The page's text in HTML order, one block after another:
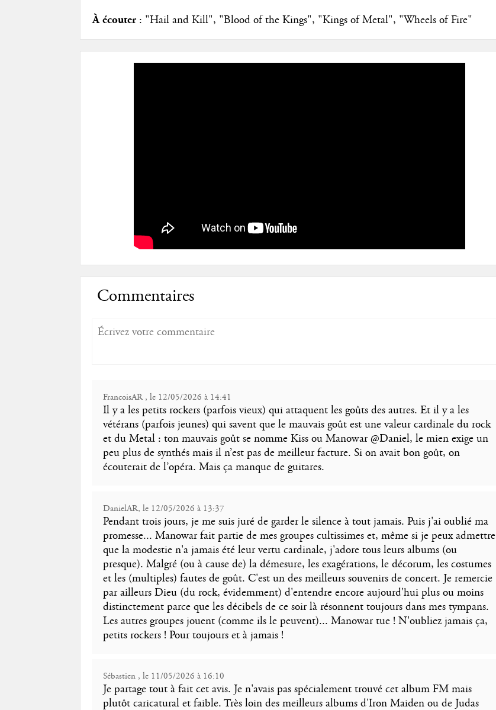
À écouter: "Hail and Kill", "Blood of the Kings", "Kings of Metal", "Wheels of Fire"
Commentaires
FrancoisAR , le 12/05/2026 à 14:41
Il y a les petits rockers (parfois vieux) qui attaquent les goûts des autres. Et il y a les
vétérans (parfois jeunes) qui savent que le mauvais goût est une valeur cardinale du rock
et du Metal : ton mauvais goût se nomme Kiss ou Manowar @Daniel, le mien exige un
peu plus de synthés mais il n’est pas de meilleur facture. Si on avait bon goût, on
écouterait de l’opéra. Mais ça manque de guitares.
DanielAR, le 12/05/2026 à 13:37
Pendant trois jours, je me suis juré de garder le silence à tout jamais. Puis j'ai oublié ma
promesse... Manowar fait partie de mes groupes cultissimes et, même si je peux admettre
que la modestie n'a jamais été leur vertu cardinale, j'adore tous leurs albums (ou
presque). Malgré (ou à cause de) la démesure, les exagérations, le décorum, les costumes
et les (multiples) fautes de goût. C'est un des meilleurs souvenirs de concert. Je remercie
par ailleurs Dieu (du rock, évidemment) d'entendre encore aujourd'hui plus ou moins
distinctement parce que les décibels de ce soir là résonnent toujours dans mes tympans.
Les autres groupes jouent (comme ils le peuvent)... Manowar tue ! N'oubliez jamais ça,
petits rockers ! Pour toujours et à jamais !
Sébastien , le 11/05/2026 à 16:10
Je partage tout à fait cet avis. Je n'avais pas spécialement trouvé cet album FM mais
plutôt caricatural et faible. Très loin des meilleurs albums d'Iron Maiden ou de Judas